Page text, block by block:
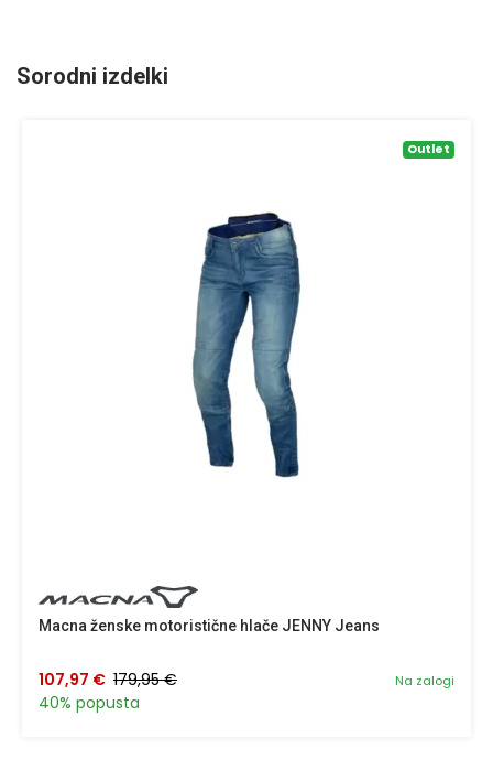
Sorodni izdelki
Outlet
Macna ženske motoristične hlače JENNY Jeans
Na zalogi
107,97 € 179,95 €
40% popusta